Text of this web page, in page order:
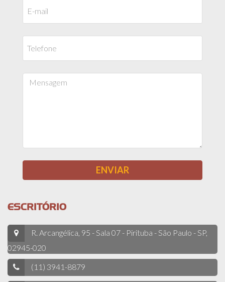
ESCRITÓRIO
R. Arcangélica, 95 - Sala 07 - Pirituba - São Paulo - SP,
02945-020
(11) 3941-8879